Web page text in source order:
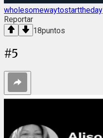
wholesomewaytostarttheday
Reportar
18puntos
#5